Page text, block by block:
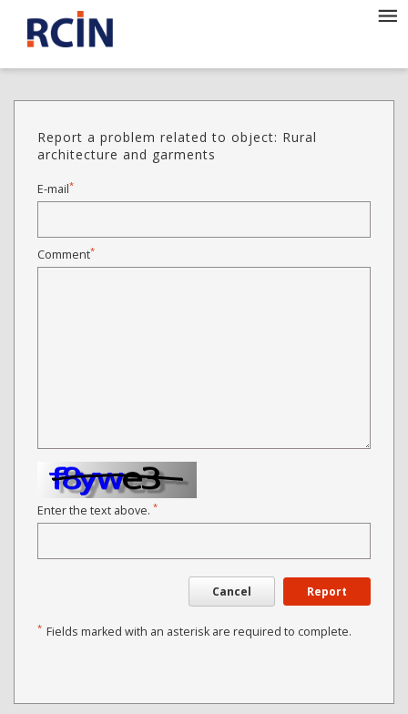
Report a problem related to object: Rural
architecture and garments
E-mail*
Comment*
Enter the text above. *
Cancel Report
* Fields marked with an asterisk are required to complete.